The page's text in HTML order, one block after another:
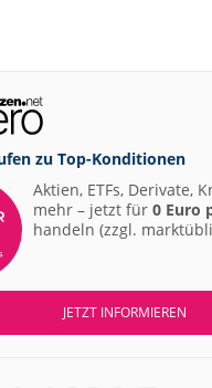
zu Top-Konditionen
Aktien, ETFs, Derivate,
mehr – jetzt für 0 Euro
handeln (zzgl.
JETZT INFORMIEREN